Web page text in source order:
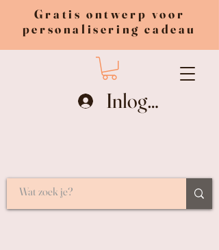
Gratis ontwerp voor
personalisering cadeau
Inloggen